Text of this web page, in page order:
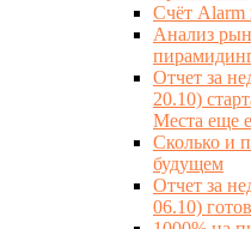
Счёт Alarm
Анализ
Отчет за
20.10)
Места еще
Сколько и
будущем
Отчет за
06.10)